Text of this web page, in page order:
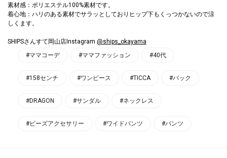
素材感：ポリエステル100%素材です。
着心地：ハリのある素材でサラッとしておりヒップ下もくっつかないので涼
しくます。
SHIPSさんすて岡山店Instagram @ships_okayama
#ママコーデ
#ママファッション #40代
#158センチ #ワンピース #TICCA #バック
#DRAGON #サンダル #ネックレス
#ビーズアクセサリー #ワイドパンツ #パンツ